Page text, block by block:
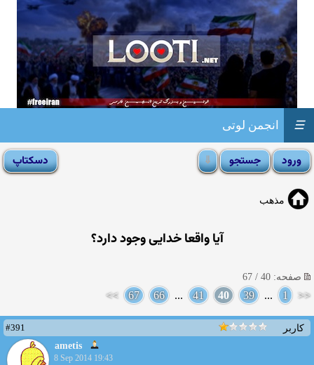
انجمن لوتی ☰
مذهب
آيا واقعا خدايى وجود دارد؟
صفحه: 40 / 67
<<
1
...
39
40
41
...
66
67
>>
کاربر
#391
ametis
8 Sep 2014 19:43